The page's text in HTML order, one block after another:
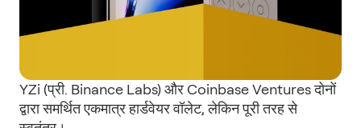
YZi (प्री. Binance Labs) और Coinbase Ventures दोनों
द्वारा समर्थित एकमात्र हार्डवेयर वॉलेट, लेकिन पूरी तरह से